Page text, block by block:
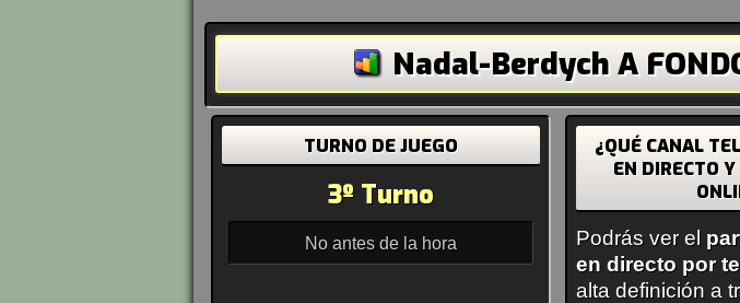
Nadal-Berdych A
TURNO DE JUEGO
3º Turno
No antes de la hora
¿QUÉ CANAL
EN DIRECTO
Podrás ver el
en directo por
alta definición a